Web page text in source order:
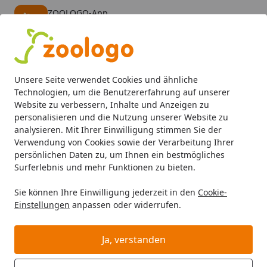
Unsere Seite verwendet Cookies und ähnliche
Technologien, um die Benutzererfahrung auf unserer
Website zu verbessern, Inhalte und Anzeigen zu
personalisieren und die Nutzung unserer Website zu
analysieren. Mit Ihrer Einwilligung stimmen Sie der
Verwendung von Cookies sowie der Verarbeitung Ihrer
persönlichen Daten zu, um Ihnen ein bestmögliches
Surferlebnis und mehr Funktionen zu bieten.
Sie können Ihre Einwilligung jederzeit in den Cookie-
Einstellungen anpassen oder widerrufen.
Ja, verstanden
ZOOLOGO-App
Alle Produkte
Mein Konto
Suchen
Startseite
Hund Hundefutter BARF & Frostfutter Komplettmenüs
Die Futtermacher Barf Menü Lamm
Spezialfutter / Frostfutter für